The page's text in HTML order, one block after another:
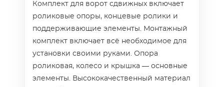
Комплект для ворот сдвижных включает
роликовые опоры, концевые ролики и
поддерживающие элементы. Монтажный
комплект включает всё необходимое для
установки своими руками. Опора
роликовая, колесо и крышка — основные
элементы. Высококачественный материал